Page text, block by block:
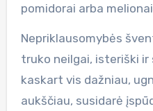
pomidorai arba
Nepriklausomybės
truko neilgai, isteriški ir
kaskart vis dažniau,
aukščiau, susidarė